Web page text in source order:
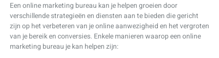
Een online marketing bureau kan je helpen groeien door
verschillende strategieën en diensten aan te bieden die gericht
zijn op het verbeteren van je online aanwezigheid en het vergroten
van je bereik en conversies. Enkele manieren waarop een online
marketing bureau je kan helpen zijn: